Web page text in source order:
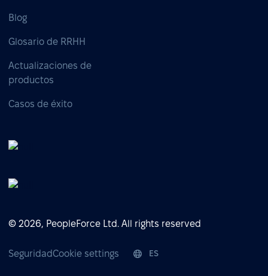
Blog
Glosario de RRHH
Actualizaciones de
productos
Casos de éxito
© 2026, PeopleForce Ltd. All rights reserved
SeguridadCookie settings ES